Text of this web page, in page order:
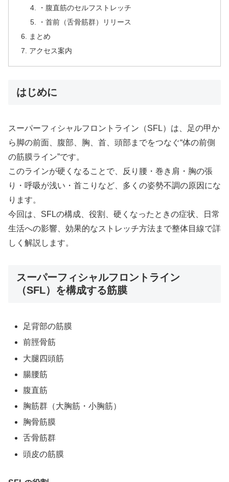
・腹直筋のセルフストレッチ
・首前（舌骨筋群）リリース
まとめ
アクセス案内
はじめに
スーパーフィシャルフロントライン（SFL）は、足の甲か
ら脚の前面、腹部、胸、首、頭部までをつなぐ“体の前側
の筋膜ライン”です。
このラインが硬くなることで、反り腰・巻き肩・胸の張
り・呼吸が浅い・首こりなど、多くの姿勢不調の原因にな
ります。
今回は、SFLの構成、役割、硬くなったときの症状、日常
生活への影響、効果的なストレッチ方法まで整体目線で詳
しく解説します。
スーパーフィシャルフロントライン
（SFL）を構成する筋膜
足背部の筋膜
前脛骨筋
大腿四頭筋
腸腰筋
腹直筋
胸筋群（大胸筋・小胸筋）
胸骨筋膜
舌骨筋群
頭皮の筋膜